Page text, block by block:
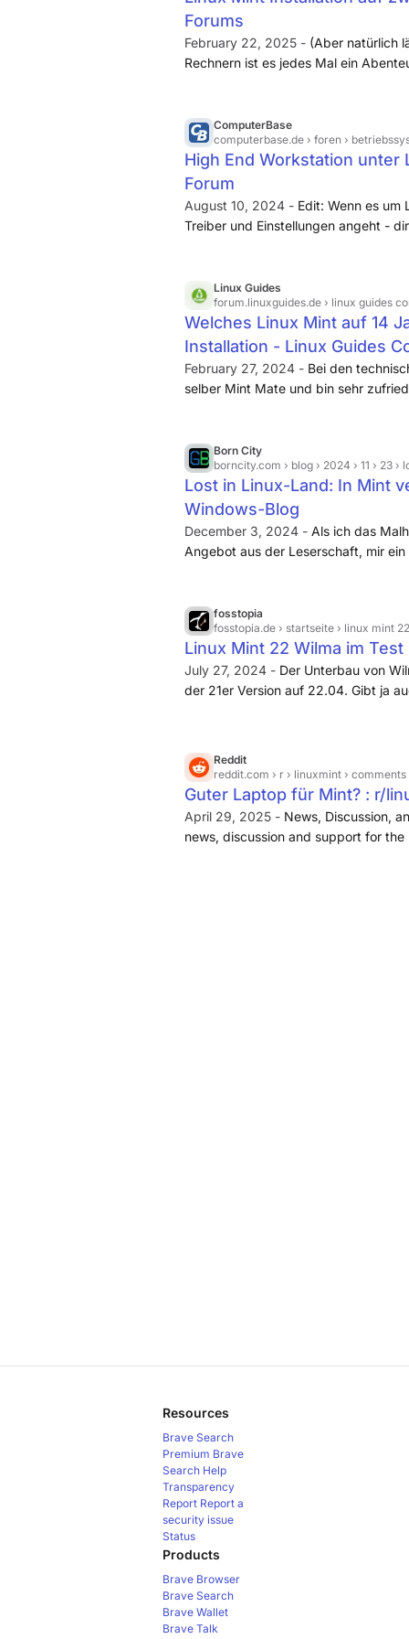
Umgewöhnung ist schon notwendig,
hatte nie den Anspruch ein zweites
Windows zu sein. Und dass du
die Kommando-Zeile stößt, wenn du
viele Nutzer die Kommandozeile
statt einem "Neuling" zu erklären,
drücken muss (wobei sich die
ja auch in großen Abständen
Befehl, der seit 15 Jahren der gleiche
praktischer.
Forums
February 22, 2025 - (Aber natürlich
Rechnern ist es jedes Mal ein
ComputerBase
computerbase.de › foren ›
High End Workstation unter
Forum
August 10, 2024 - Edit: Wenn es
Treiber und Einstellungen angeht -
Linux Guides
forum.linuxguides.de › linux guides
Welches Linux Mint auf 14
Installation - Linux Guides
February 27, 2024 - Bei den
selber Mint Mate und bin sehr
Born City
borncity.com › blog › 2024 › 11 › 23
Lost in Linux-Land: In Mint
Windows-Blog
December 3, 2024 - Als ich das
Angebot aus der Leserschaft, mir
Linux Mint 22 vorinstalliert war, bei
Stelle mein Dank an den Leser).
fosstopia
fosstopia.de › startseite › linux mint
Linux Mint 22 Wilma im
July 27, 2024 - Der Unterbau von
der 21er Version auf 22.04. Gibt ja
Zugriff auf das Windows
Reddit
reddit.com › r › linuxmint ›
Guter Laptop für Mint? : r/
April 29, 2025 - News, Discussion,
news, discussion and support for
Resources
Brave Search
Premium Brave
Search Help
Transparency
Report Report a
security issue
Status
Products
Brave Browser
Brave Search
Brave Wallet
Brave Talk